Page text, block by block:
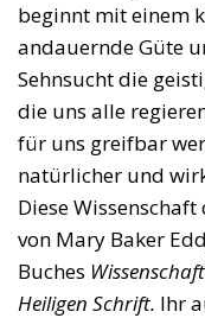
beginnt mit einem
andauernde Güte
Sehnsucht die
die uns alle
für uns greifbar
natürlicher und
Diese
von Mary Baker
Buches
Heiligen Schrift. Ihr